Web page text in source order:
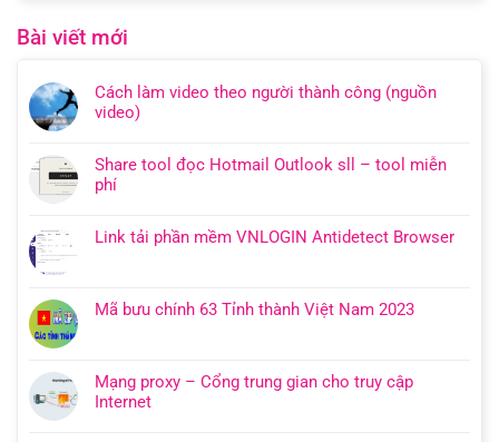
Bài viết mới
Cách làm video theo người thành công (nguồn
video)
Share tool đọc Hotmail Outlook sll – tool miễn
phí
Link tải phần mềm VNLOGIN Antidetect Browser
Mã bưu chính 63 Tỉnh thành Việt Nam 2023
Mạng proxy – Cổng trung gian cho truy cập
Internet